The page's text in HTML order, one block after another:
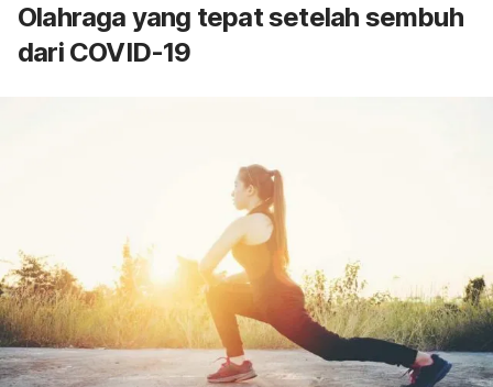
Olahraga yang tepat setelah sembuh
dari COVID-19